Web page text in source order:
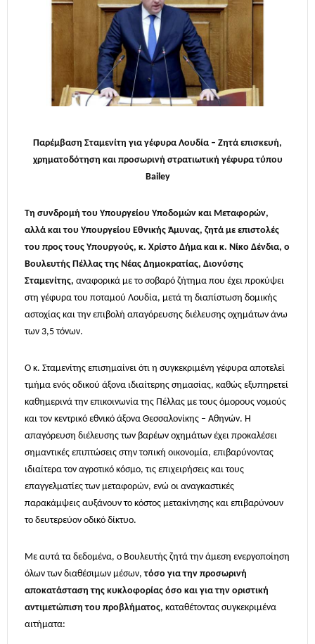
Παρέμβαση Σταμενίτη για γέφυρα Λουδία – Ζητά επισκευή,
χρηματοδότηση και προσωρινή στρατιωτική γέφυρα τύπου
Bailey
Τη συνδρομή του Υπουργείου Υποδομών και Μεταφορών,
αλλά και του Υπουργείου Εθνικής Άμυνας, ζητά με επιστολές
του προς τους Υπουργούς, κ. Χρίστο Δήμα και κ. Νίκο Δένδια, ο
Βουλευτής Πέλλας της Νέας Δημοκρατίας, Διονύσης
Σταμενίτης, αναφορικά με το σοβαρό ζήτημα που έχει προκύψει
στη γέφυρα του ποταμού Λουδία, μετά τη διαπίστωση δομικής
αστοχίας και την επιβολή απαγόρευσης διέλευσης οχημάτων άνω
των 3,5 τόνων.
Ο κ. Σταμενίτης επισημαίνει ότι η συγκεκριμένη γέφυρα αποτελεί
τμήμα ενός οδικού άξονα ιδιαίτερης σημασίας, καθώς εξυπηρετεί
καθημερινά την επικοινωνία της Πέλλας με τους όμορους νομούς
και τον κεντρικό εθνικό άξονα Θεσσαλονίκης – Αθηνών. Η
απαγόρευση διέλευσης των βαρέων οχημάτων έχει προκαλέσει
σημαντικές επιπτώσεις στην τοπική οικονομία, επιβαρύνοντας
ιδιαίτερα τον αγροτικό κόσμο, τις επιχειρήσεις και τους
επαγγελματίες των μεταφορών, ενώ οι αναγκαστικές
παρακάμψεις αυξάνουν το κόστος μετακίνησης και επιβαρύνουν
το δευτερεύον οδικό δίκτυο.
Με αυτά τα δεδομένα, ο Βουλευτής ζητά την άμεση ενεργοποίηση
όλων των διαθέσιμων μέσων,τόσο για την προσωρινή
αποκατάσταση της κυκλοφορίας όσο και για την οριστική
αντιμετώπιση του προβλήματος, καταθέτοντας συγκεκριμένα
αιτήματα: